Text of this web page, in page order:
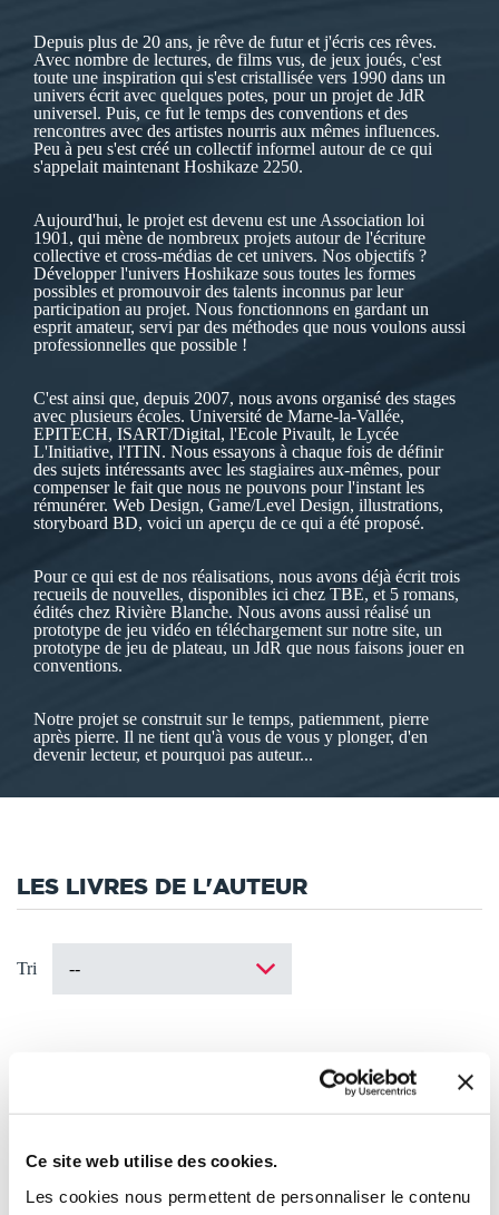
Ce site web utilise des cookies.
Les cookies nous permettent de personnaliser le contenu
Depuis plus de 20 ans, je rêve de futur et j'écris ces rêves.
Avec nombre de lectures, de films vus, de jeux joués, c'est
toute une inspiration qui s'est cristallisée vers 1990 dans un
univers écrit avec quelques potes, pour un projet de JdR
universel. Puis, ce fut le temps des conventions et des
rencontres avec des artistes nourris aux mêmes influences.
Peu à peu s'est créé un collectif informel autour de ce qui
s'appelait maintenant Hoshikaze 2250.
Aujourd'hui, le projet est devenu est une Association loi
1901, qui mène de nombreux projets autour de l'écriture
collective et cross-médias de cet univers. Nos objectifs ?
Développer l'univers Hoshikaze sous toutes les formes
possibles et promouvoir des talents inconnus par leur
participation au projet. Nous fonctionnons en gardant un
esprit amateur, servi par des méthodes que nous voulons aussi
professionnelles que possible !
C'est ainsi que, depuis 2007, nous avons organisé des stages
avec plusieurs écoles. Université de Marne-la-Vallée,
EPITECH, ISART/Digital, l'Ecole Pivault, le Lycée
L'Initiative, l'ITIN. Nous essayons à chaque fois de définir
des sujets intéressants avec les stagiaires aux-mêmes, pour
compenser le fait que nous ne pouvons pour l'instant les
rémunérer. Web Design, Game/Level Design, illustrations,
storyboard BD, voici un aperçu de ce qui a été proposé.
Pour ce qui est de nos réalisations, nous avons déjà écrit trois
recueils de nouvelles, disponibles ici chez TBE, et 5 romans,
édités chez Rivière Blanche. Nous avons aussi réalisé un
prototype de jeu vidéo en téléchargement sur notre site, un
prototype de jeu de plateau, un JdR que nous faisons jouer en
conventions.
Notre projet se construit sur le temps, patiemment, pierre
après pierre. Il ne tient qu'à vous de vous y plonger, d'en
devenir lecteur, et pourquoi pas auteur...
LES LIVRES DE L'AUTEUR
Tri